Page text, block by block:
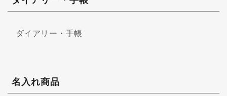
ダイアリー・手帳
名入れ商品